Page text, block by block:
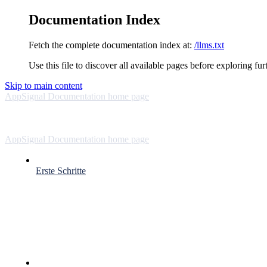
Documentation Index
Fetch the complete documentation index at: /llms.txt
Use this file to discover all available pages before exploring
Skip to main content
AppSignal Documentation home page
AppSignal Documentation home page
Erste Schritte